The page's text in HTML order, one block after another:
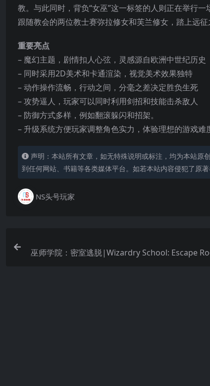
教。与此同时，背负“女巫”这一标签的人则正在举行一
跟随教会的两位教士赛弥拉修女和芙兰修女，踏上远
重要亮点
– 魔幻主题，剧情扣人心弦，灵感源自欧洲中世纪历史
– 同时采用2D美术和卡通渲染，视觉美术效果独特
– 动作操作流畅，行动之间，分毫之差决定胜负生死
– 攻势逼人，玩家可以同时利用剑招和技能击杀敌人
– 防御方式多样，例如翻滚躲闪和招架。
– 升级系统方便玩家调整角色实力，体验理想的游戏难
声明：本站所有文章，如无特殊说明或标注，均为本站原
到任何网站、书籍等各类媒体平台。如若本站内容侵犯了原
NS头号玩家
巫师学院：密室逃脱|Wizardry School: Escape